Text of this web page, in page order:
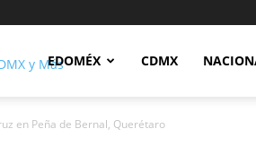
Notidex
EDOMÉX CDMX
en Peña de Bernal, Querétaro